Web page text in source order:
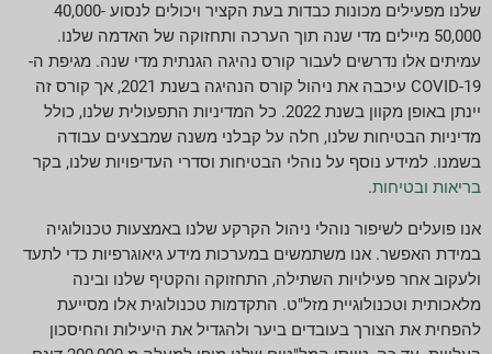
שלנו מפעילים מכונות כבדות בעת הקציר ויכולים לנסוע 40,000-
50,000 מיילים מדי שנה תוך הערכה ותחזוקה של האדמה שלנו.
עמיתים אלו נדרשים לעבור קורס נהיגה הגנתית מדי שנה. מגיפת ה-
COVID-19 עיכבה את ניהול קורס הנהיגה בשנת 2021, אך קורס זה
יינתן באופן מקוון בשנת 2022. כל המדיניות התפעולית שלנו, כולל
מדיניות הבטיחות שלנו, חלה על קבלני משנה שמבצעים עבודה
בשמנו. למידע נוסף על נוהלי הבטיחות וסדרי העדיפויות שלנו, בקר
בריאות ובטיחות.
אנו פועלים לשיפור נוהלי ניהול הקרקע שלנו באמצעות טכנולוגיה
במידת האפשר. אנו משתמשים במערכות מידע גיאוגרפיות כדי לתעד
ולעקוב אחר פעילויות השתילה, התחזוקה והקטיף שלנו ובינה
מלאכותית וטכנולוגיית מזל"ט. התקדמות טכנולוגית אלו מסייעת
להפחית את הצורך בעובדים ביער ולהגדיל את היעילות והחיסכון